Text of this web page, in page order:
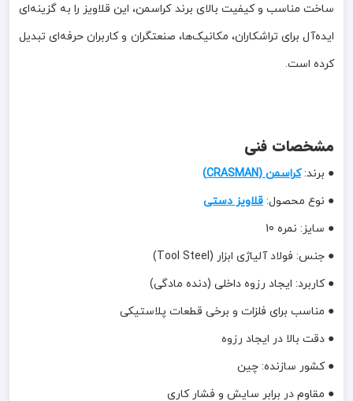
ساخت مناسب و کیفیت بالای برند کراسمن، این قلاویز را به گزینه‌ای
ایده‌آل برای تراشکاران، مکانیک‌ها، صنعتگران و کاربران حرفه‌ای تبدیل
کرده است.
مشخصات فنی
● برند:کراسمن (CRASMAN)
● نوع محصول: قلاویز دستی
● سایز: نمره 10
● جنس: فولاد آلیاژی ابزار (Tool Steel)
● کاربرد: ایجاد رزوه داخلی (دنده مادگی)
● مناسب برای فلزات و برخی قطعات پلاستیکی
● دقت بالا در ایجاد رزوه
● کشور سازنده: چین
● مقاوم در برابر سایش و فشار کاری